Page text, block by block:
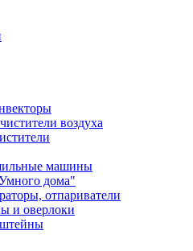
воздуха
машины
дома"
отпариватели
и оверлоки